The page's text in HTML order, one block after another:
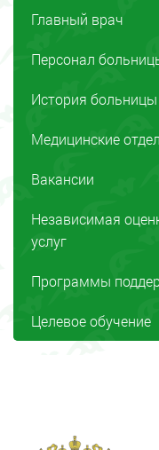
Главный врач
Персонал
История больницы
Медицинские
Вакансии
Независимая
услуг
Программы
Целевое обучение